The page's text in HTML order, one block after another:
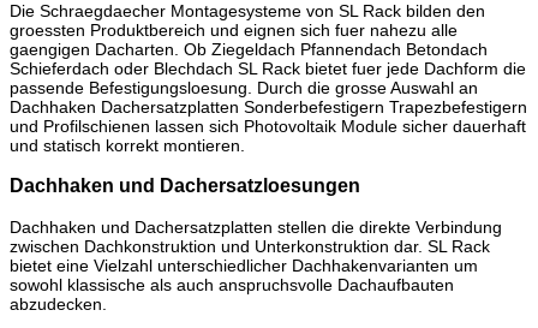
Die Schraegdaecher Montagesysteme von SL Rack bilden den
groessten Produktbereich und eignen sich fuer nahezu alle
gaengigen Dacharten. Ob Ziegeldach Pfannendach Betondach
Schieferdach oder Blechdach SL Rack bietet fuer jede Dachform die
passende Befestigungsloesung. Durch die grosse Auswahl an
Dachhaken Dachersatzplatten Sonderbefestigern Trapezbefestigern
und Profilschienen lassen sich Photovoltaik Module sicher dauerhaft
und statisch korrekt montieren.
Dachhaken und Dachersatzloesungen
Dachhaken und Dachersatzplatten stellen die direkte Verbindung
zwischen Dachkonstruktion und Unterkonstruktion dar. SL Rack
bietet eine Vielzahl unterschiedlicher Dachhakenvarianten um
sowohl klassische als auch anspruchsvolle Dachaufbauten
abzudecken.